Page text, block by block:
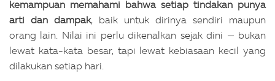
kemampuan memahami bahwa setiap tindakan punya
arti dan dampak, baik untuk dirinya sendiri maupun
orang lain. Nilai ini perlu dikenalkan sejak dini — bukan
lewat kata-kata besar, tapi lewat kebiasaan kecil yang
dilakukan setiap hari.